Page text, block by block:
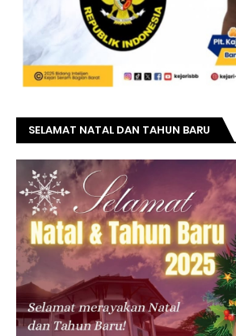
SELAMAT NATAL DAN TAHUN BARU